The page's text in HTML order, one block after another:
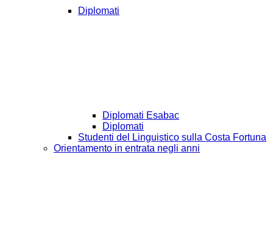
Diplomati
Diplomati Esabac
Diplomati
Studenti del Linguistico sulla Costa Fortuna
Orientamento in entrata negli anni